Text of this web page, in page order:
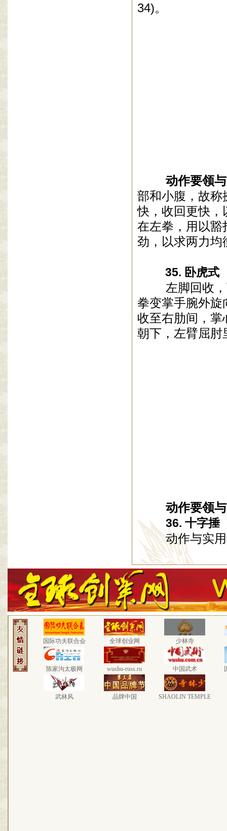
34)。
动作要领
部和小腹，故称
快，收回更快，
在左拳，用以豁
劲，以求两力均
35. 卧虎式
左脚回收，下
拳变掌手腕外旋
收至右肋间，
朝下，左臂屈肘
动作要领
36. 十字捶
动作与实用
国际功夫联合会 全球创业网 少林寺
陈家沟太极网 wushu-russ.ru 中国武术
武林风 品牌中国 SHAOLIN TEMPLE